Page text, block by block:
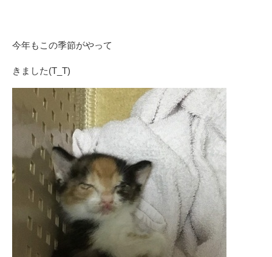
今年もこの季節がやって
きました(T_T)